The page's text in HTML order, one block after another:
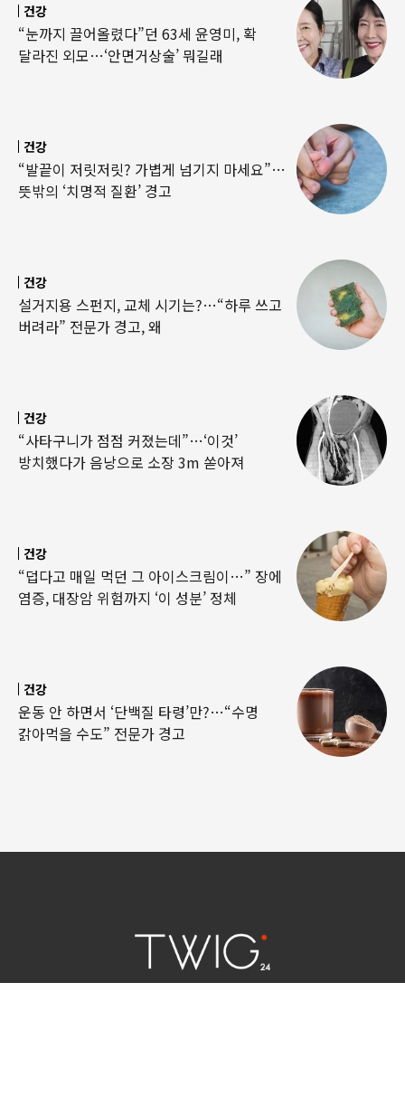
건강
“눈까지 끌어올렸다”던 63세 윤영미, 확
달라진 외모…‘안면거상술’ 뭐길래
건강
“발끝이 저릿저릿? 가볍게 넘기지 마세요”…
뜻밖의 ‘치명적 질환’ 경고
건강
설거지용 스펀지, 교체 시기는?…“하루 쓰고
버려라” 전문가 경고, 왜
건강
“사타구니가 점점 커졌는데”…‘이것’
방치했다가 음낭으로 소장 3m 쏟아져
건강
“덥다고 매일 먹던 그 아이스크림이…” 장에
염증, 대장암 위험까지 ‘이 성분’ 정체
건강
운동 안 하면서 ‘단백질 타령’만?…“수명
갉아먹을 수도” 전문가 경고